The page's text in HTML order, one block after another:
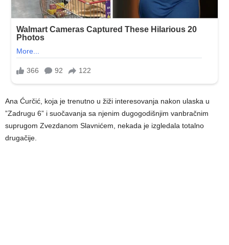
Ana Ćurčić, koja je trenutno u žiži interesovanja nakon ulaska u
”Zadrugu 6” i suočavanja sa njenim dugogodišnjim vanbračnim
suprugom Zvezdanom Slavnićem, nekada je izgledala totalno
drugačije.